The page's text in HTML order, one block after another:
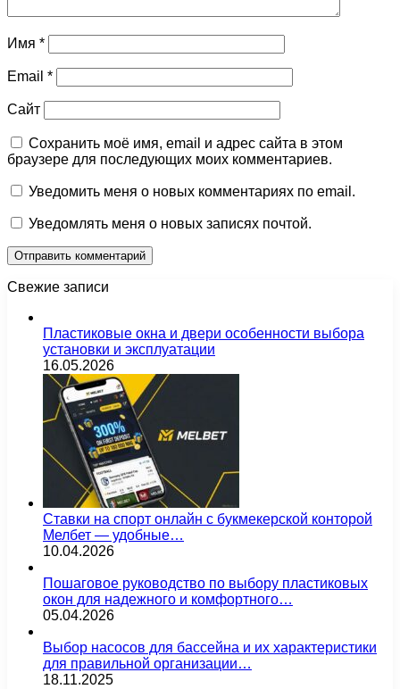
Имя *
Email *
Сайт
Сохранить моё имя, email и адрес сайта в этом
браузере для последующих моих комментариев.
Уведомить меня о новых комментариях по email.
Уведомлять меня о новых записях почтой.
Свежие записи
Пластиковые окна и двери особенности выбора
установки и эксплуатации
16.05.2026
Ставки на спорт онлайн с букмекерской конторой
Мелбет — удобные…
10.04.2026
Пошаговое руководство по выбору пластиковых
окон для надежного и комфортного…
05.04.2026
Выбор насосов для бассейна и их характеристики
для правильной организации…
18.11.2025